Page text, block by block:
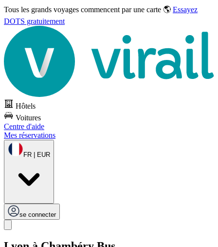
Tous les grands voyages commencent par une carte 🌎 Essayez
DOTS gratuitement
Hôtels
Voitures
Centre d'aide
Mes réservations
FR | EUR
se connecter